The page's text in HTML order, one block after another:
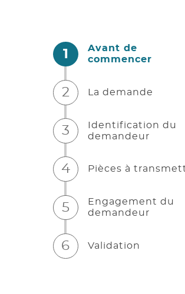
1
Avant de
commencer
2 La demande
3
Identification du
demandeur
4 Pièces à
5
Engagement du
demandeur
6 Validation